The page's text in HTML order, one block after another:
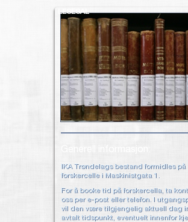
LESESAL
IKA Trøndelags bestand formidles på
forskercelle i Maskinistgata 1.
For å booke tid på forskercella, ta
oss per e-post eller telefon. I
vil den være tilgjengelig aktuell dag
avtalt tidspunkt, eventuelt innenfor